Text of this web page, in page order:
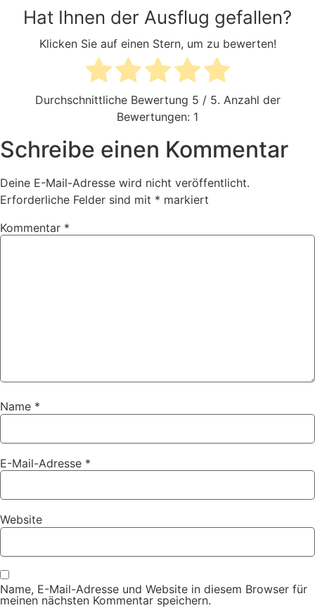
Hat Ihnen der Ausflug gefallen?
Klicken Sie auf einen Stern, um zu bewerten!
Durchschnittliche Bewertung 5 / 5. Anzahl der
Bewertungen: 1
Schreibe einen Kommentar
Deine E-Mail-Adresse wird nicht veröffentlicht.
Erforderliche Felder sind mit * markiert
Kommentar *
Name *
E-Mail-Adresse *
Website
Name, E-Mail-Adresse und Website in diesem Browser für
meinen nächsten Kommentar speichern.